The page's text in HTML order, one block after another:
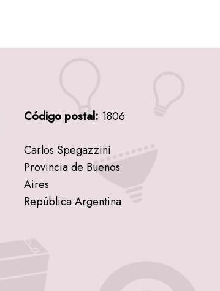
Código postal: 1806
Carlos Spegazzini
Provincia de Buenos
Aires
República Argentina